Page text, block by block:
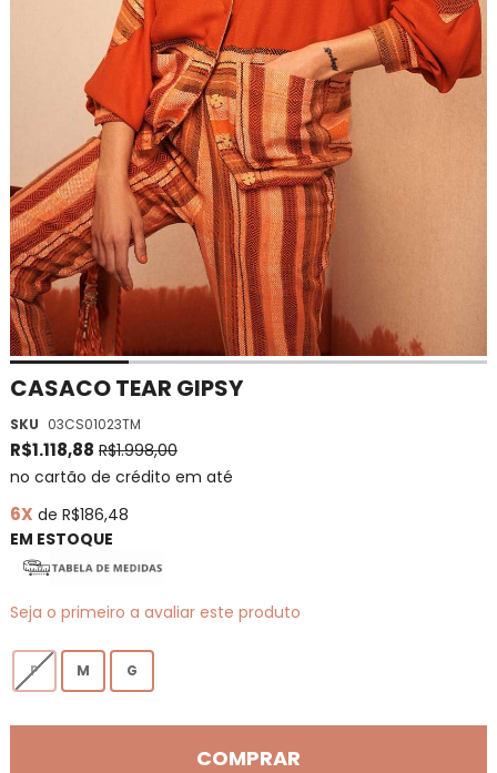
CASACO TEAR GIPSY
SKU 03CS01023TM
R$1.118,88 R$1.998,00
no cartão de crédito em até
6X de R$186,48
EM ESTOQUE
Seja o primeiro a avaliar este produto
P M G
COMPRAR
Saltar
o
início
da
de
imagens